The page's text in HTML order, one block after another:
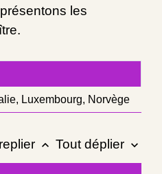
les
Luxembourg, Norvège
keyboard_arrow_up Tout déplier keyboard_arrow_down